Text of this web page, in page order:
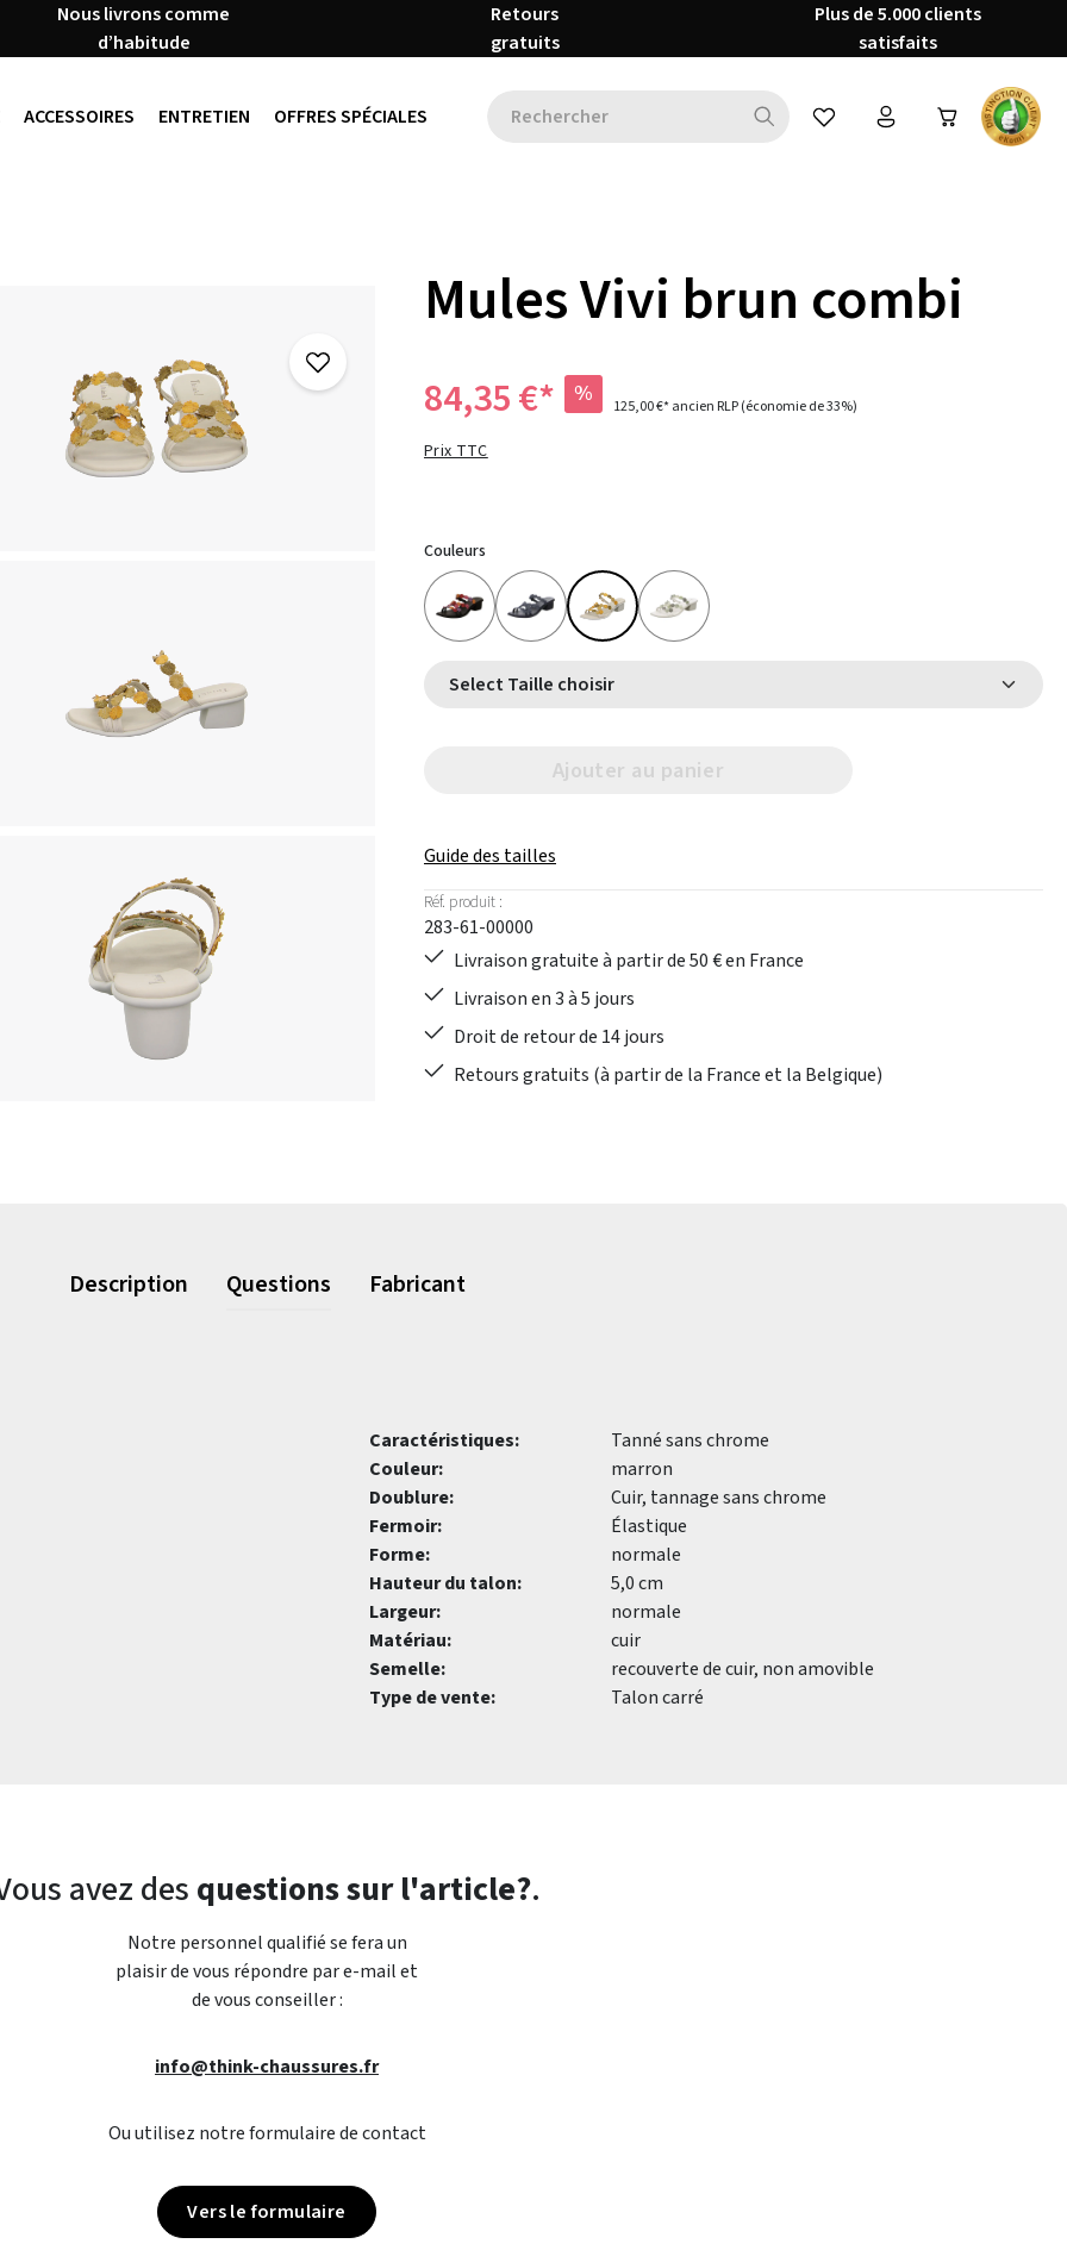
Nous livrons comme
d’habitude
Retours
gratuits
Plus de 5.000 clients
satisfaits
ACCESSOIRES ENTRETIEN OFFRES SPÉCIALES Vous avez 0 articles dans votre
Mules Vivi brun combi
84,35 €* % 125,00 €*ancien RLP(économie de 33%)
Prix TTC
Couleurs
Select Taille choisir
Ajouter au panier
Guide des tailles
Réf. produit :
283-61-00000
Livraison gratuite à partir de 50 € en France
Livraison en 3 à 5 jours
Droit de retour de 14 jours
Retours gratuits (à partir de la France et la Belgique)
Description Questions Fabricant
Caractéristiques:
Tanné sans chrome
Couleur:
marron
Doublure:
Cuir, tannage sans chrome
Fermoir:
Élastique
Forme:
normale
Hauteur du talon:
5,0 cm
Largeur:
normale
Matériau:
cuir
Semelle:
recouverte de cuir, non amovible
Type de vente:
Talon carré
avez des questions sur l'article?.
Notre personnel qualifié se fera un
plaisir de vous répondre par e-mail et
de vous conseiller :
info@think-chaussures.fr
Ou utilisez notre formulaire de contact
Vers le formulaire